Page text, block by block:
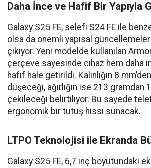
Daha İnce ve Hafif Bir Yapıyla
Galaxy S25 FE, selefi S24 FE ile
olsa da önemli yapısal
çıkıyor. Yeni modelde kullanılan
çerçeve sayesinde cihaz hem daha
hafif hale getirildi. Kalınlığın 8
düşeceği, ağırlığın ise 213 gramdan
çekileceği belirtiliyor. Bu sayede
ergonomik bir tutuş hissi sunacak.
LTPO Teknolojisi ile Ekranda
Galaxy S25 FE, 6,7 inç boyutundaki